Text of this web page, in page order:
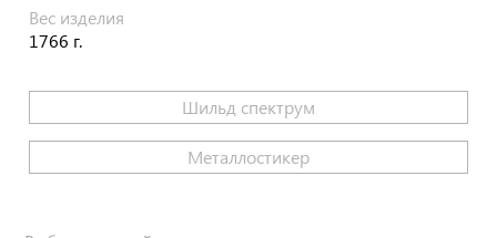
Вес изделия
1766 г.
Шильд спектрум
Металлостикер